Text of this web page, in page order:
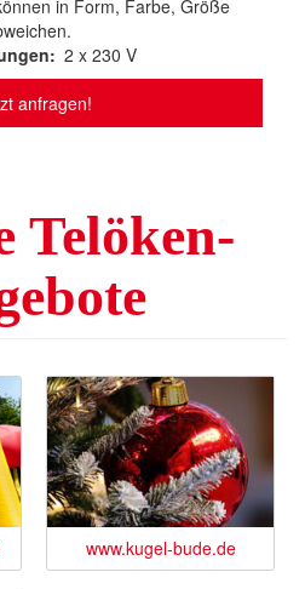
in Form, Farbe, Größe
2 x 230 V
anfragen!
Telöken-
www.kugel-bude.de